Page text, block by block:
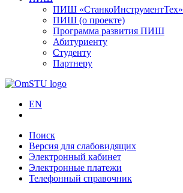
ПИШ «СтанкоИнструментТех»
ПИШ (о проекте)
Программа развития ПИШ
Абитуриенту
Студенту
Партнеру
EN
Поиск
Версия для слабовидящих
Электронный кабинет
Электронные платежи
Телефонный справочник